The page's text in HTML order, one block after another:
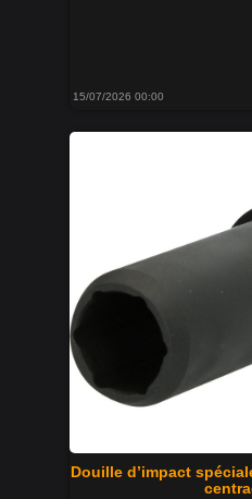
15/07/2026 00:00
Douille d’impact